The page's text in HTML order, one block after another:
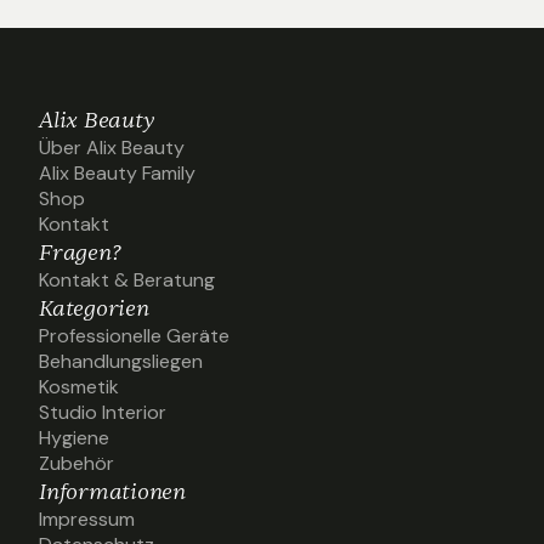
Alix Beauty
Über Alix Beauty
Über Alix Beauty
Alix Beauty Family
Alix Beauty Family
Shop
Shop
Kontakt
Kontakt
Fragen?
Kontakt & Beratung
Kontakt & Beratung
Kategorien
Professionelle Geräte
Professionelle Geräte
Behandlungsliegen
Behandlungsliegen
Kosmetik
Kosmetik
Studio Interior
Studio Interior
Hygiene
Hygiene
Zubehör
Zubehör
Informationen
Impressum